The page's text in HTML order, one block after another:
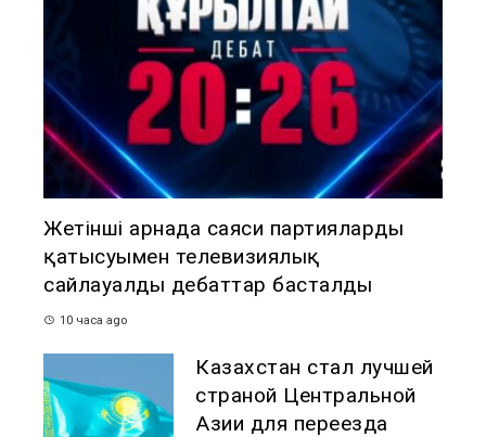
Жетінші арнада саяси партиялардың
қатысуымен телевизиялық
сайлауалды дебаттар басталды
10 часа ago
Казахстан стал лучшей
страной Центральной
Азии для переезда